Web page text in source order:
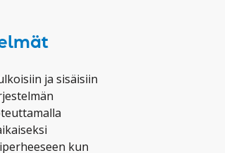
ja sisäisiin
kun